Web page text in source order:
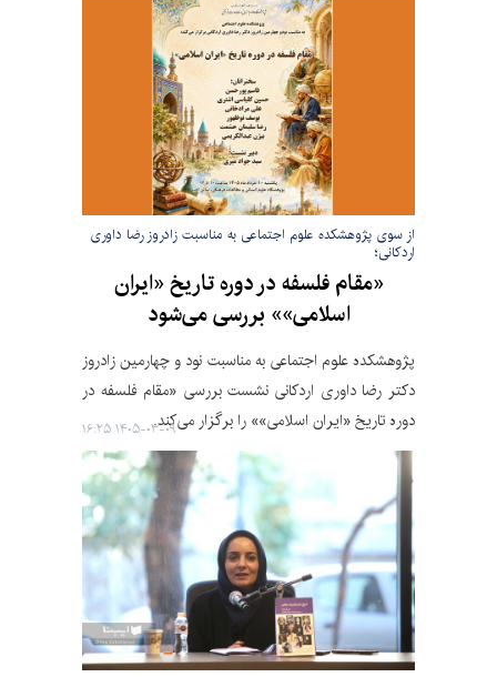
از سوی پژوهشکده علوم اجتماعی به مناسبت زادروز رضا داوری
اردکانی؛
«مقام فلسفه در دوره تاریخ «ایران
اسلامی»» بررسی می‌شود
پژوهشکده علوم اجتماعی به مناسبت نود و چهارمین زادروز
دکتر رضا داوری اردکانی نشست بررسی «مقام فلسفه در
دوره تاریخ «ایران اسلامی»» را برگزار می‌کند.۱۴۰۵-۰۳-۰۹ ۱۶:۲۵